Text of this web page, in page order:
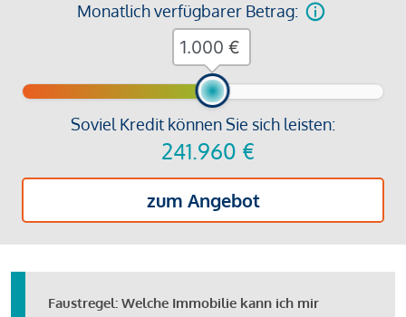
Monatlich verfügbarer Betrag:
Soviel Kredit können Sie sich leisten:
241.960 €
zum Angebot
€
Faustregel: Welche Immobilie kann ich mir